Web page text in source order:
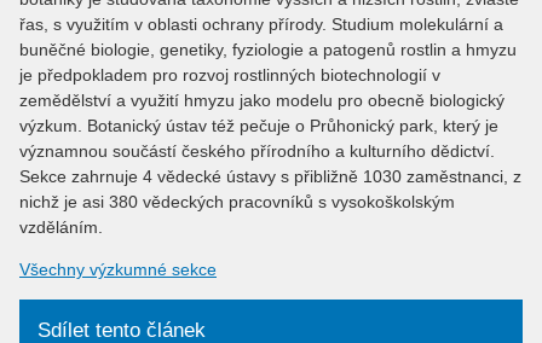
řas, s využitím v oblasti ochrany přírody. Studium molekulární a
buněčné biologie, genetiky, fyziologie a patogenů rostlin a hmyzu
je předpokladem pro rozvoj rostlinných biotechnologií v
zemědělství a využití hmyzu jako modelu pro obecně biologický
výzkum. Botanický ústav též pečuje o Průhonický park, který je
významnou součástí českého přírodního a kulturního dědictví.
Sekce zahrnuje 4 vědecké ústavy s přibližně 1030 zaměstnanci, z
nichž je asi 380 vědeckých pracovníků s vysokoškolským
vzděláním.
Všechny výzkumné sekce
Sdílet tento článek